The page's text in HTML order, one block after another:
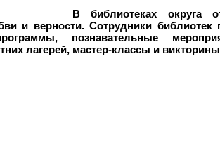
В библиотеках округа
и верности. Сотрудники библиотек
познавательные
лагерей, мастер-классы и